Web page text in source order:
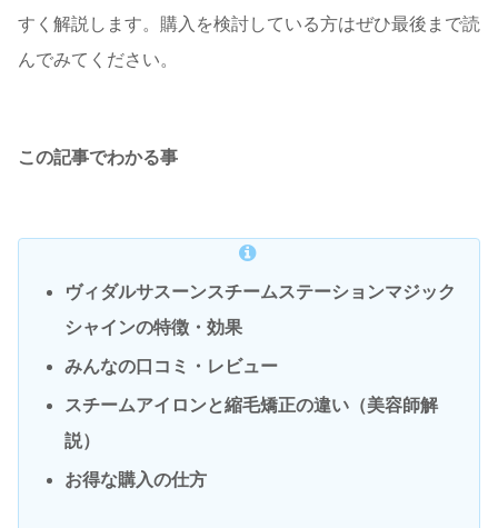
すく解説します。購入を検討している方はぜひ最後まで読
んでみてください。
この記事でわかる事
ヴィダルサスーンスチームステーションマジック
シャインの特徴・効果
みんなの口コミ・レビュー
スチームアイロンと縮毛矯正の違い（美容師解
説）
お得な購入の仕方